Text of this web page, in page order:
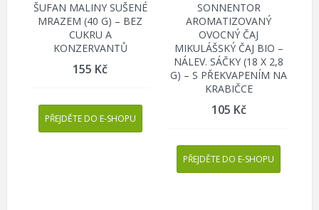
ŠUFAN MALINY SUŠENÉ
MRAZEM (40 G) – BEZ
CUKRU A
KONZERVANTŮ
155 Kč
PŘEJDĚTE DO E-SHOPU
SONNENTOR
AROMATIZOVANÝ
OVOCNÝ ČAJ
MIKULÁŠSKÝ ČAJ BIO –
NÁLEV. SÁČKY (18 X 2,8
G) – S PŘEKVAPENÍM NA
KRABIČCE
105 Kč
PŘEJDĚTE DO E-SHOPU